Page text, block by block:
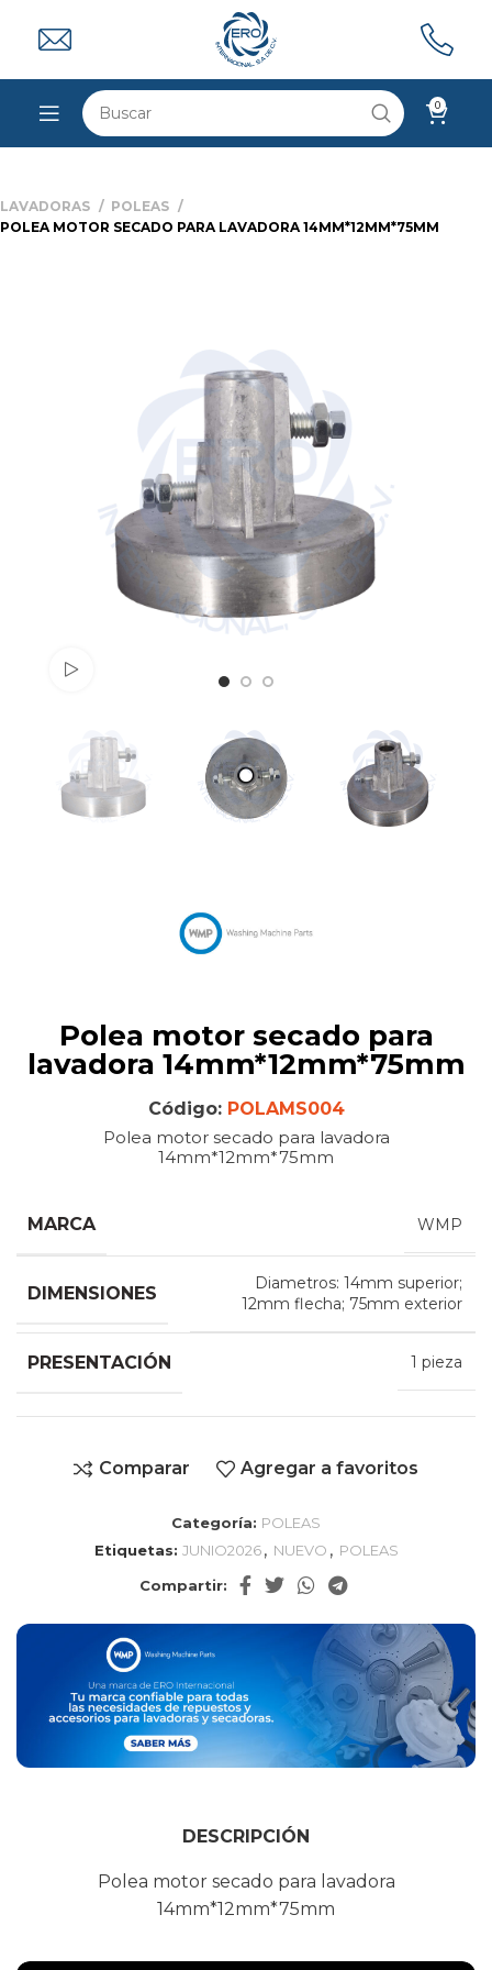
0
LAVADORAS
POLEAS
POLEA MOTOR SECADO PARA LAVADORA 14MM*12MM*75MM
Polea motor secado para
lavadora 14mm*12mm*75mm
Código: POLAMS004
Polea motor secado para lavadora
14mm*12mm*75mm
MARCA WMP
DIMENSIONES
Diametros: 14mm superior;
12mm flecha; 75mm exterior
PRESENTACIÓN 1 pieza
Comparar Agregar a favoritos
Categoría: POLEAS
Etiquetas: JUNIO2026 , NUEVO , POLEAS
Compartir:
DESCRIPCIÓN
Polea motor secado para lavadora
14mm*12mm*75mm